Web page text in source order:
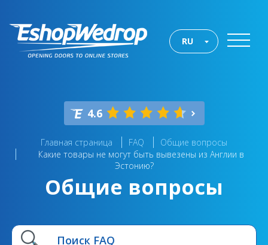
RU
4.6
Главная страница FAQ
Общие вопросы
Какие товары не могут быть вывезены из Англии в
Эстонию?
Общие вопросы